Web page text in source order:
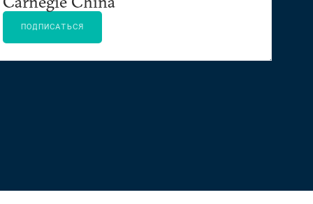
ПОДПИСАТЬСЯ